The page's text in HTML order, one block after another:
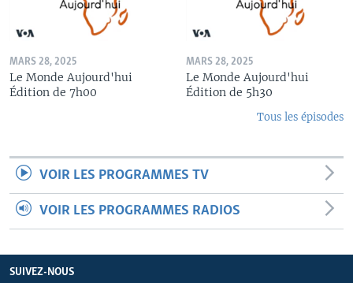
MARS 28, 2025
Le Monde Aujourd'hui
Édition de 7h00
MARS 28, 2025
Le Monde Aujourd'hui
Édition de 5h30
Tous les épisodes
VOIR LES PROGRAMMES TV
VOIR LES PROGRAMMES RADIOS
SUIVEZ-NOUS